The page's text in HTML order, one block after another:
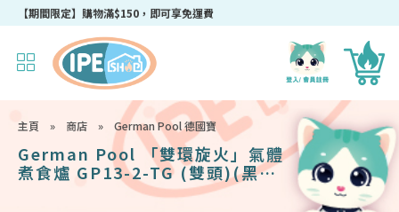
成為IPEshop會員，新會員即可獲得迎新$50購物優惠碼！
主頁 » 商店 » German Pool 德國寶
German Pool 「雙環旋火」氣體
煮食爐 GP13-2-TG (雙頭)(黑色|
銀色|白色)(煤氣) (7月中返貨)